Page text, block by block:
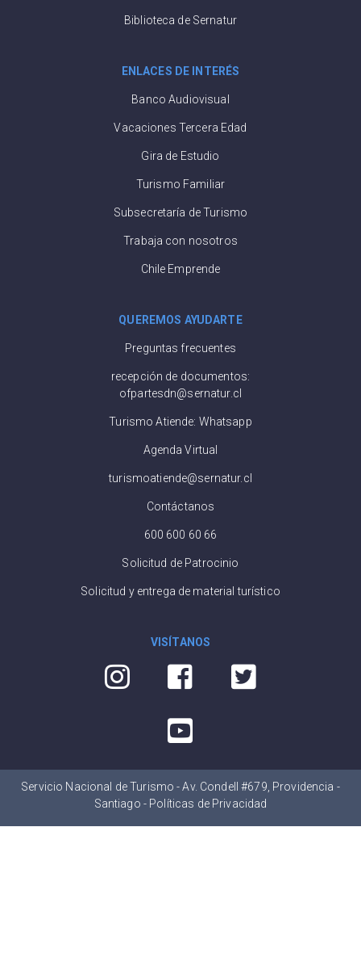
Biblioteca de Sernatur
ENLACES DE INTERÉS
Banco Audiovisual
Vacaciones Tercera Edad
Gira de Estudio
Turismo Familiar
Subsecretaría de Turismo
Trabaja con nosotros
Chile Emprende
QUEREMOS AYUDARTE
Preguntas frecuentes
recepción de documentos:
ofpartesdn@sernatur.cl
Turismo Atiende: Whatsapp
Agenda Virtual
turismoatiende@sernatur.cl
Contáctanos
600 600 60 66
Solicitud de Patrocinio
Solicitud y entrega de material turístico
VISÍTANOS
Servicio Nacional de Turismo - Av. Condell #679, Providencia -
Santiago - Políticas de Privacidad